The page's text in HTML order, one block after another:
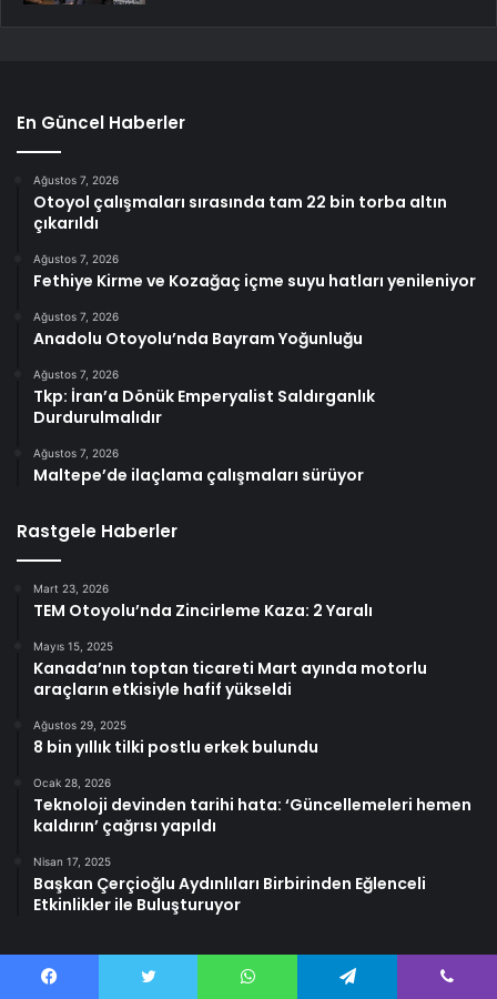
En Güncel Haberler
Ağustos 7, 2026
Otoyol çalışmaları sırasında tam 22 bin torba altın
çıkarıldı
Ağustos 7, 2026
Fethiye Kirme ve Kozağaç içme suyu hatları yenileniyor
Ağustos 7, 2026
Anadolu Otoyolu’nda Bayram Yoğunluğu
Ağustos 7, 2026
Tkp: İran’a Dönük Emperyalist Saldırganlık
Durdurulmalıdır
Ağustos 7, 2026
Maltepe’de ilaçlama çalışmaları sürüyor
Rastgele Haberler
Mart 23, 2026
TEM Otoyolu’nda Zincirleme Kaza: 2 Yaralı
Mayıs 15, 2025
Kanada’nın toptan ticareti Mart ayında motorlu
araçların etkisiyle hafif yükseldi
Ağustos 29, 2025
8 bin yıllık tilki postlu erkek bulundu
Ocak 28, 2026
Teknoloji devinden tarihi hata: ‘Güncellemeleri hemen
kaldırın’ çağrısı yapıldı
Nisan 17, 2025
Başkan Çerçioğlu Aydınlıları Birbirinden Eğlenceli
Etkinlikler ile Buluşturuyor